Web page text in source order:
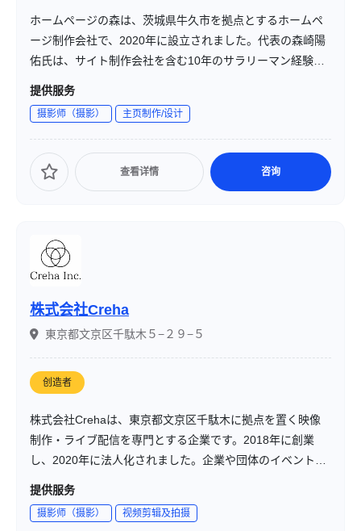
ホームページの森は、茨城県牛久市を拠点とするホームペ
ージ制作会社で、2020年に設立されました。代表の森崎陽
佑氏は、サイト制作会社を含む10年のサラリーマン経験を
経て、同社を立ち上げました。地域密着型のサービスを提
県南部のお客様に対して、対面およびオンラインでの対応
を行っています。
提供服务
摄影师（摄影） 主页制作/设计
查看详情 咨询
株式会社Creha
東京都文京区千駄木５−２９−５
创造者
株式会社Crehaは、東京都文京区千駄木に拠点を置く映像
制作・ライブ配信を専門とする企業です。2018年に創業
し、2020年に法人化されました。企業や団体のイベント、
セミナー、講演会などの映像コンテンツを通じて、クライ
す。
提供服务
摄影师（摄影） 视频剪辑及拍摄